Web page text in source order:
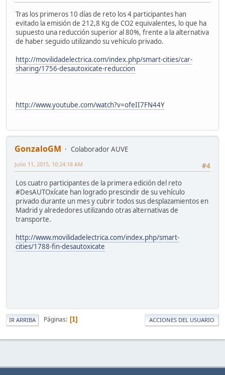
Tras los primeros 10 días de reto los 4 participantes han
evitado la emisión de 212,8 Kg de CO2 equivalentes, lo que ha
supuesto una reducción superior al 80%, frente a la alternativa
de haber seguido utilizando su vehículo privado.
http://movilidadelectrica.com/index.php/smart-cities/car-
sharing/1756-desautoxicate-reduccion
http://www.youtube.com/watch?v=ofeII7FN44Y
GonzaloGM
Colaborador AUVE
#4
Julio 11, 2015, 10:24:18 AM
Los cuatro participantes de la primera edición del reto
#DesAUTOxícate han logrado prescindir de su vehículo
privado durante un mes y cubrir todos sus desplazamientos en
Madrid y alrededores utilizando otras alternativas de
transporte.
http://www.movilidadelectrica.com/index.php/smart-
cities/1788-fin-desautoxicate
IR ARRIBA Páginas 1 ACCIONES DEL USUARIO